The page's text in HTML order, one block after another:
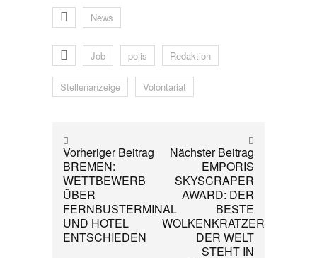
News
Job polis Redaktion
Stellenanzeige Volontariat
Vorheriger Beitrag
BREMEN:
WETTBEWERB
ÜBER
FERNBUSTERMINAL
UND HOTEL
ENTSCHIEDEN
Nächster Beitrag
EMPORIS
SKYSCRAPER
AWARD: DER
BESTE
WOLKENKRATZER
DER WELT
STEHT IN